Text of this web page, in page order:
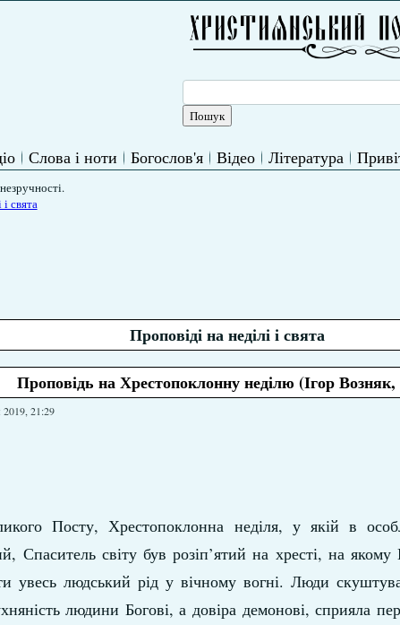
Слова і ноти Богослов'я Відео Література
свята
Проповіді на неділі і свята
Проповідь на Хрестопоклонну неділю (Ігор Возняк,
2019, 21:29
Посту, Хрестопоклонна неділя, у якій в
Спаситель світу був розіп’ятий на хресті, на
увесь людський рід у вічному вогні. Люди
людини Богові, а довіра демонові, сприяла